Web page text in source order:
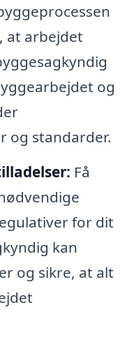
at arbejdet
og
og standarder.
Få
for dit
kan
og sikre, at alt